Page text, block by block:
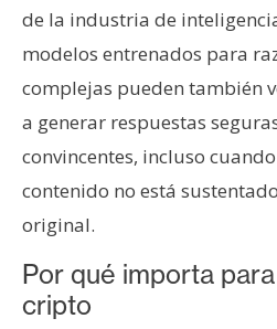
de la industria de
modelos entrenados para
complejas pueden también
a generar respuestas
convincentes, incluso
contenido no está
original.
Por qué importa
cripto